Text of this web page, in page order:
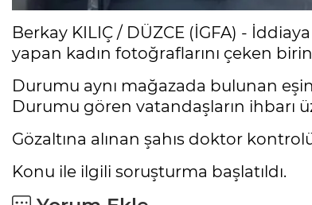
Berkay KILIÇ / DÜZCE (İGFA) -
yapan kadın fotoğraflarını çeken
Durumu aynı mağazada bulunan
Durumu gören vatandaşların ihbarı
Gözaltına alınan şahıs doktor
Konu ile ilgili soruşturma başlatıldı.